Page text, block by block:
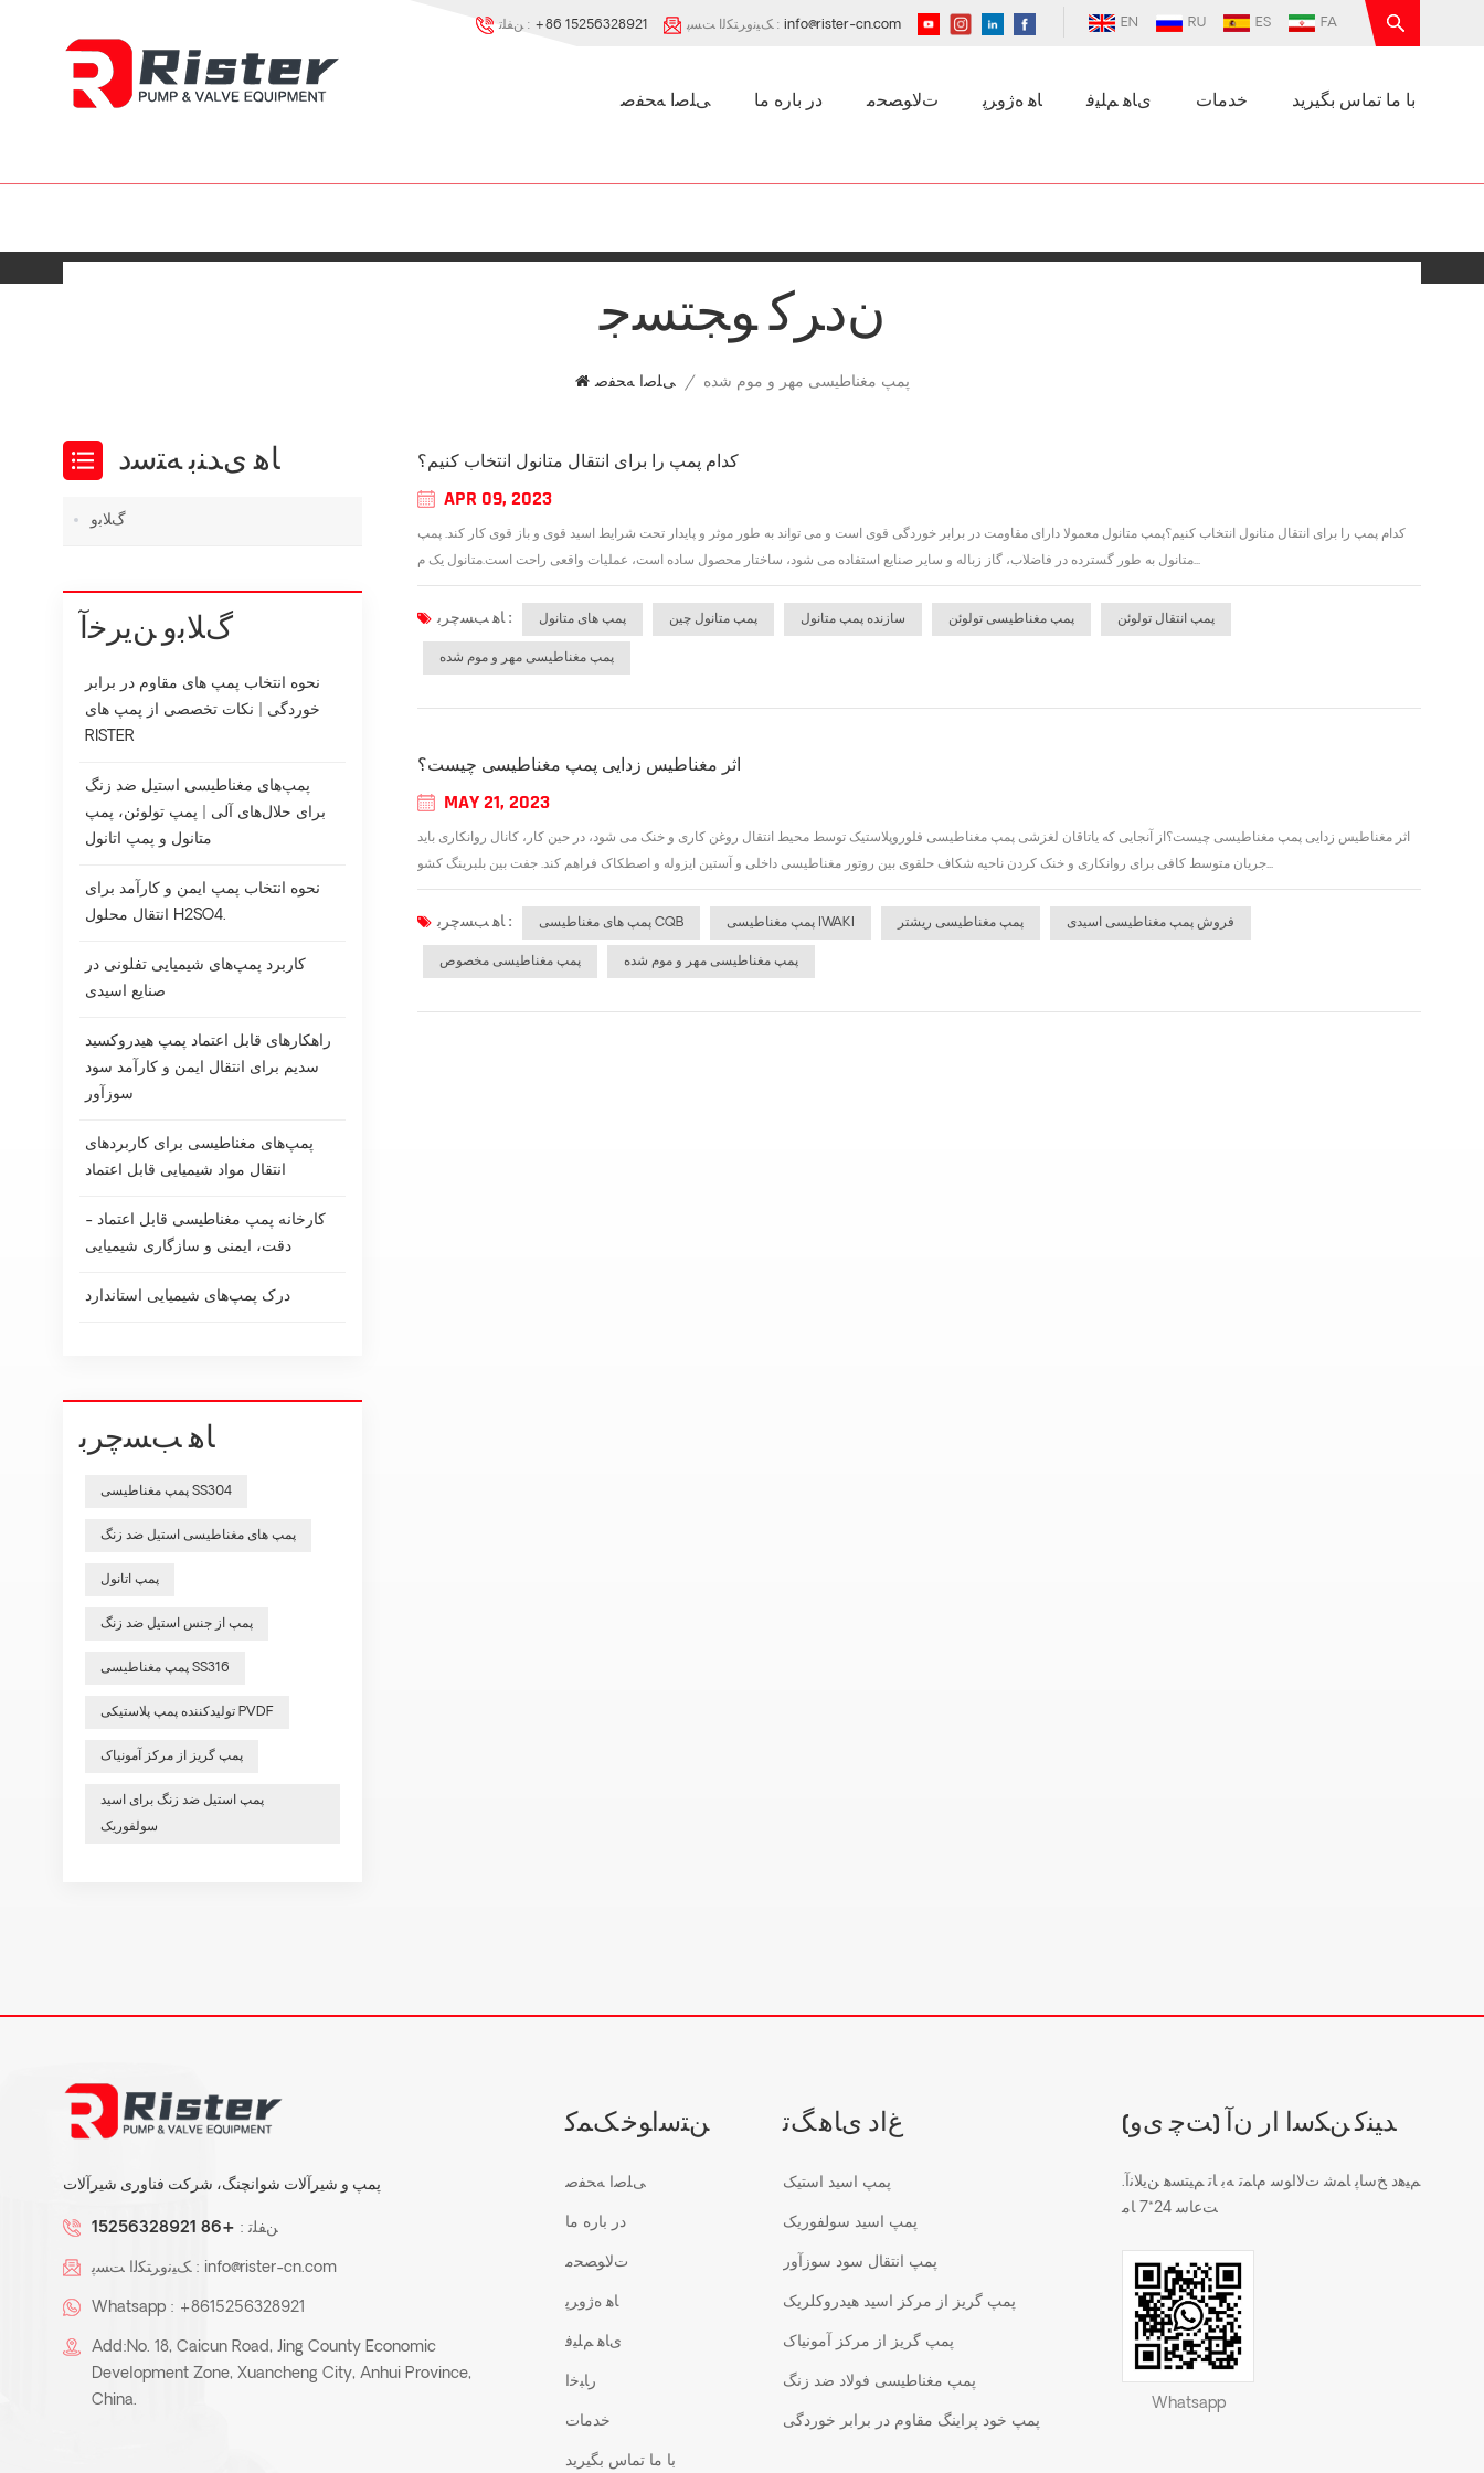
EN RU ES FA ﻦﻔﻠﺗ : +86 15256328921 ﮏﯿﻧﻭﺮﺘﮑﻟﺍ ﺖﺴﭘ : info@rister-cn.com
ﯽﻠﺻﺍ ﻪﺤﻔﺻ در باره ما ﺕﻻ ﻮﺼﺤﻣ ﺎﻫ ﻩﮊﻭﺮﭘ ﯼﺎﻫ ﻢﻠﯿﻓ خدمات با ما تماس بگیرید
ﻥﺩﺮﮐ ﻮﺠﺘﺴﺟ
ﯽﻠﺻﺍ ﻪﺤﻔﺻ / پمپ مغناطیسی مهر و موم شده
کدام پمپ را برای انتقال متانول انتخاب کنیم؟
APR 09, 2023
کدام پمپ را برای انتقال متانول انتخاب کنیم؟پمپ متانول معمولا دارای مقاومت در برابر خوردگی قوی است و می تواند به طور موثر و پایدار تحت شرایط اسید قوی و باز قوی کار کند. پمپ
متانول به طور گسترده در فاضلاب، گاز زباله و سایر صنایع استفاده می شود، ساختار محصول ساده است، عملیات واقعی راحت است.متانول یک م...
ﺎﻫ ﺐﺴﭼﺮﺑ : پمپ های متانول پمپ متانول چین سازنده پمپ متانول پمپ مغناطیسی تولوئن پمپ انتقال تولوئن
پمپ مغناطیسی مهر و موم شده
اثر مغناطیس زدایی پمپ مغناطیسی چیست؟
MAY 21, 2023
اثر مغناطیس زدایی پمپ مغناطیسی چیست؟از آنجایی که یاتاقان لغزشی پمپ مغناطیسی فلوروپلاستیک توسط محیط انتقال روغن کاری و خنک می شود، در حین کار، کانال روانکاری باید
جریان متوسط کافی برای روانکاری و خنک کردن ناحیه شکاف حلقوی بین روتور مغناطیسی داخلی و آستین ایزوله و اصطکاک فراهم کند. جفت بین بلبرینگ کشو...
ﺎﻫ ﺐﺴﭼﺮﺑ : پمپ های مغناطیسی CQB پمپ مغناطیسی IWAKI پمپ مغناطیسی ریشتر فروش پمپ مغناطیسی اسیدی
پمپ مغناطیسی مخصوص پمپ مغناطیسی مهر و موم شده
ﺎﻫ ﯼﺪﻨﺑ ﻪﺘﺳﺩ
ﮒﻼ ﺑﻭ
ﮒﻼ ﺑﻭ ﻦﯾﺮﺧﺁ
نحوه انتخاب پمپ های مقاوم در برابر
خوردگی | نکات تخصصی از پمپ های
RISTER
پمپ‌های مغناطیسی استیل ضد زنگ
برای حلال‌های آلی | پمپ تولوئن، پمپ
متانول و پمپ اتانول
نحوه انتخاب پمپ ایمن و کارآمد برای
انتقال محلول H2SO4.
کاربرد پمپ‌های شیمیایی تفلونی در
صنایع اسیدی
راهکارهای قابل اعتماد پمپ هیدروکسید
سدیم برای انتقال ایمن و کارآمد سود
سوزآور
پمپ‌های مغناطیسی برای کاربردهای
انتقال مواد شیمیایی قابل اعتماد
کارخانه پمپ مغناطیسی قابل اعتماد -
دقت، ایمنی و سازگاری شیمیایی
درک پمپ‌های شیمیایی استاندارد
ﺎﻫ ﺐﺴﭼﺮﺑ
پمپ مغناطیسی SS304
پمپ های مغناطیسی استیل ضد زنگ
پمپ اتانول
پمپ از جنس استیل ضد زنگ
پمپ مغناطیسی SS316
تولیدکننده پمپ پلاستیکی PVDF
پمپ گریز از مرکز آمونیاک
پمپ استیل ضد زنگ برای اسید
سولفوریک
پمپ و شیرآلات شوانچنگ، شرکت فناوری شیرآلات
ﻦﻔﻠﺗ : +86 15256328921
ﮏﯿﻧﻭﺮﺘﮑﻟﺍ ﺖﺴﭘ : info@rister-cn.com
Whatsapp : +8615256328921
Add:No. 18, Caicun Road, Jing County Economic
Development Zone, Xuancheng City, Anhui Province,
China.
ﻦﺘﺳﺍﻮﺧ ﮏﻤﮐ
ﯽﻠﺻﺍ ﻪﺤﻔﺻ
در باره ما
ﺕﻻ ﻮﺼﺤﻣ
ﺎﻫ ﻩﮊﻭﺮﭘ
ﯼﺎﻫ ﻢﻠﯿﻓ
ﺭﺎﺒﺧﺍ
خدمات
با ما تماس بگیرید
ﻍﺍﺩ ﯼﺎﻫ ﮓﺗ
پمپ اسید استیک
پمپ اسید سولفوریک
پمپ انتقال سود سوزآور
پمپ گریز از مرکز اسید هیدروکلریک
پمپ گریز از مرکز آمونیاک
پمپ مغناطیسی فولاد ضد زنگ
پمپ خود پراینگ مقاوم در برابر خوردگی
(ﺖﭼ ﯼﻭ) ﺪﯿﻨﮐ ﻦﮑﺳﺍ ﺍﺭ ﻥﺁ
.ﻢﯿﻫﺩ ﺦﺳﺎﭘ ﺎﻤﺷ ﺕﻻ ﺍﻮﺳ ﻡﺎﻤﺗ ﻪﺑ ﺎﺗ ﻢﯿﺘﺴﻫ ﻦﯾﻼ ﻧﺁ
ﺖﻋﺎﺳ 24*7 ﺎﻣ
Whatsapp